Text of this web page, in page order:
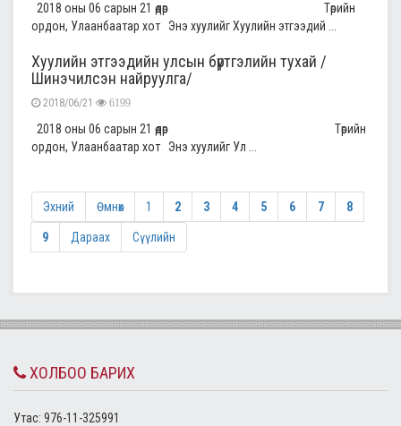
2018 оны 06 сарын 21 өдөр Төрийн
ордон, Улаанбаатар хот Энэ хуулийг Хуулийн этгээдий ...
Хуулийн этгээдийн улсын бүртгэлийн тухай /
Шинэчилсэн найруулга/
2018/06/21 6199
2018 оны 06 сарын 21 өдөр Төрийн
ордон, Улаанбаатар хот Энэ хуулийг Ул ...
Эхний Өмнөх 1 2 3 4 5 6 7 8
9 Дараах Сүүлийн
ХОЛБОО БАРИХ
Утас: 976-11-325991